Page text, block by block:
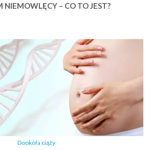
NIEMOWLĘCY – CO TO JEST?
Dookoła ciąży